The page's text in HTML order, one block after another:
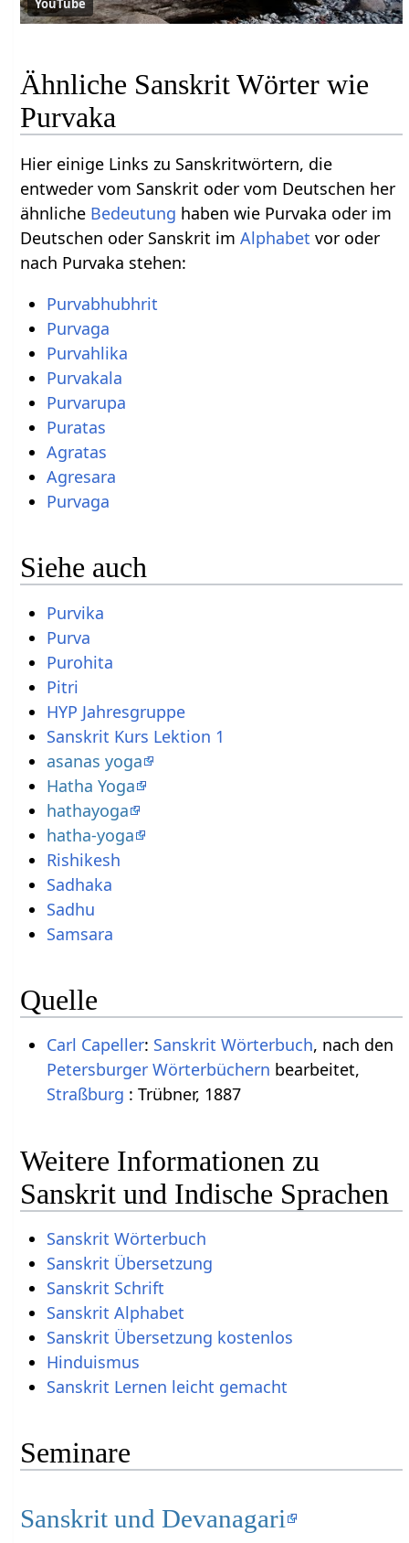
YouTube
Ähnliche Sanskrit Wörter wie
Purvaka
Hier einige Links zu Sanskritwörtern, die
entweder vom Sanskrit oder vom Deutschen her
ähnliche Bedeutung haben wie Purvaka oder im
Deutschen oder Sanskrit imAlphabet vor oder
nach Purvaka stehen:
Purvabhubhrit
Purvaga
Purvahlika
Purvakala
Purvarupa
Puratas
Agratas
Agresara
Purvaga
Siehe auch
Purvika
Purva
Purohita
Pitri
HYP Jahresgruppe
Sanskrit Kurs Lektion 1
asanas yoga
Hatha Yoga
hathayoga
hatha-yoga
Rishikesh
Sadhaka
Sadhu
Samsara
Quelle
Carl Capeller: Sanskrit Wörterbuch, nach den
Petersburger Wörterbüchern bearbeitet,
Straßburg : Trübner, 1887
Weitere Informationen zu
Sanskrit und Indische Sprachen
Sanskrit Wörterbuch
Sanskrit Übersetzung
Sanskrit Schrift
Sanskrit Alphabet
Sanskrit Übersetzung kostenlos
Hinduismus
Sanskrit Lernen leicht gemacht
Seminare
Sanskrit und Devanagari